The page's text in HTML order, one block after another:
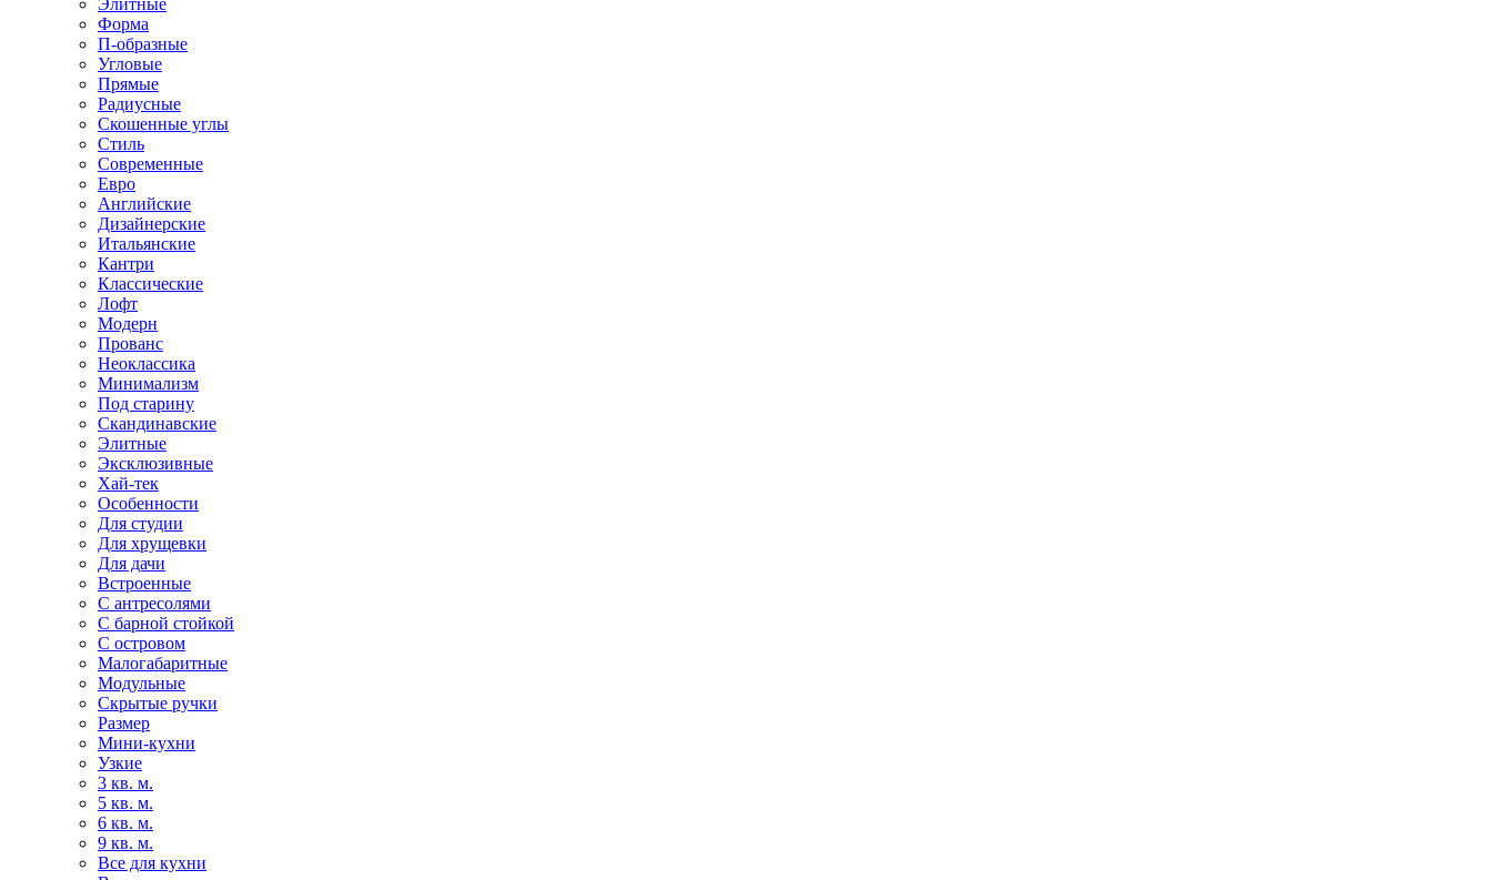
Форма
П-образные
Угловые
Прямые
Радиусные
Скошенные углы
Стиль
Современные
Евро
Английские
Дизайнерские
Итальянские
Кантри
Классические
Лофт
Модерн
Прованс
Неоклассика
Минимализм
Под старину
Скандинавские
Элитные
Эксклюзивные
Хай-тек
Особенности
Для студии
Для хрущевки
Для дачи
Встроенные
С антресолями
С барной стойкой
С островом
Малогабаритные
Модульные
Скрытые ручки
Размер
Мини-кухни
Узкие
3 кв. м.
5 кв. м.
6 кв. м.
9 кв. м.
Все для кухни